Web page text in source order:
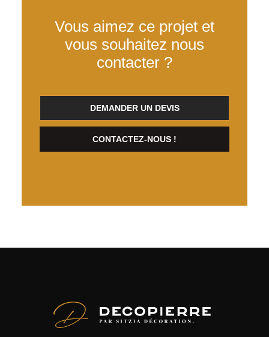
Vous aimez ce projet et
vous souhaitez nous
contacter ?
DEMANDER UN DEVIS
CONTACTEZ-NOUS !